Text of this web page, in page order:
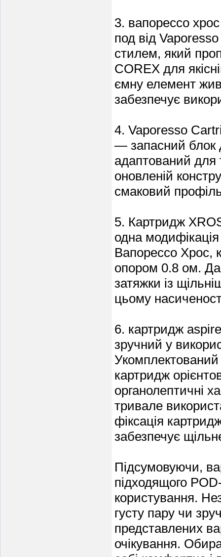
3. вапорессо
под від
стилем, який
COREX для
ємну елемент
забезпечує
4. Vaporesso
— запасний блок
адаптований для
оновленій
смаковий
5. Картридж
одна
Вапорессо Хрос,
опором 0.8 ом.
затяжки із
цьому
6. картридж
зручний у
картридж
органолептичні
тривале
фіксація
забезпечує
Підсумовуючи,
підходящого
користування.
густу пару чи
представлених
очікування.